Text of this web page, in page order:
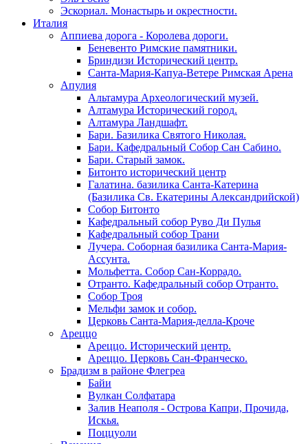
Эскориал. Монастырь и окрестности.
Италия
Аппиева дорога - Королева дороги.
Беневенто Римские памятники.
Бриндизи Исторический центр.
Санта-Мария-Капуа-Ветере Римская Арена
Апулия
Альтамура Археологический музей.
Алтамура Исторический город.
Алтамура Ландшафт.
Бари. Базилика Святого Николая.
Бари. Кафедральный Собор Сан Сабино.
Бари. Старый замок.
Битонто исторический центр
Галатина. базилика Санта-Катерина
(Базилика Св. Екатерины Александрийской)
Собор Битонто
Кафедральный собор Руво Ди Пулья
Кафедральный собор Трани
Лучера. Соборная базилика Санта-Мария-
Ассунта.
Мольфетта. Собор Сан-Коррадо.
Отранто. Кафедральный собор Отранто.
Собор Троя
Мельфи замок и собор.
Церковь Санта-Мария-делла-Кроче
Ареццо
Ареццо. Исторический центр.
Ареццо. Церковь Сан-Франческо.
Брадизм в районе Флегреа
Байи
Вулкан Солфатара
Залив Неаполя - Острова Капри, Прочида,
Искья.
Поццуоли